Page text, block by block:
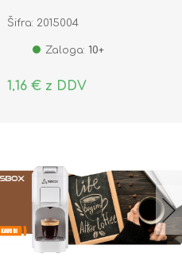
Šifra: 2015004
Zaloga: 10+
1,16 € z DDV